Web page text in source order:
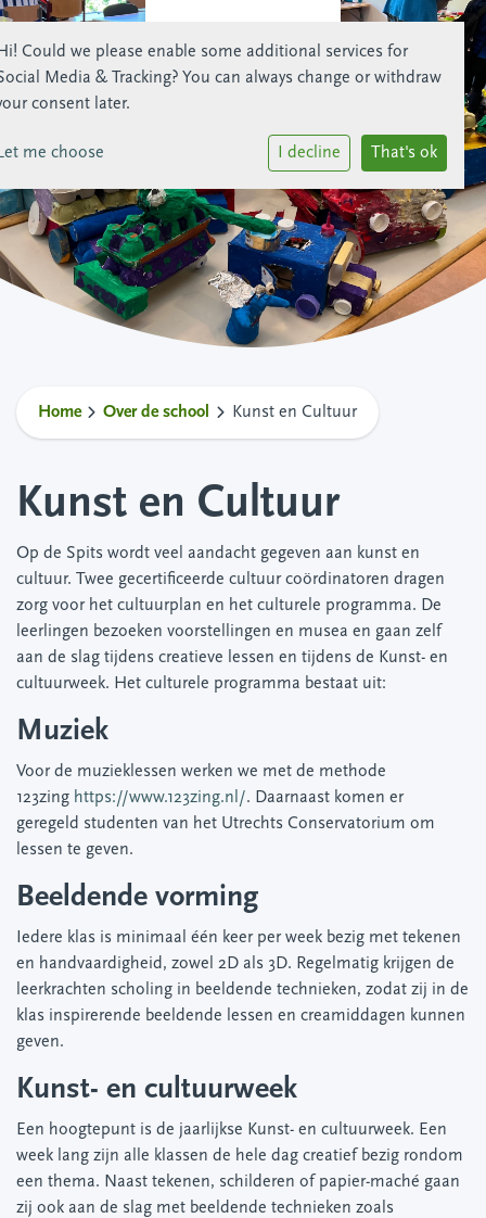
Home Over de school Kunst en Cultuur
Kunst en Cultuur
Op de Spits wordt veel aandacht gegeven aan kunst en
cultuur. Twee gecertificeerde cultuur coördinatoren dragen
zorg voor het cultuurplan en het culturele programma. De
leerlingen bezoeken voorstellingen en musea en gaan zelf
aan de slag tijdens creatieve lessen en tijdens de Kunst- en
cultuurweek. Het culturele programma bestaat uit:
Muziek
Voor de muzieklessen werken we met de methode
123zing https://www.123zing.nl/. Daarnaast komen er
geregeld studenten van het Utrechts Conservatorium om
lessen te geven.
Beeldende vorming
Iedere klas is minimaal één keer per week bezig met tekenen
en handvaardigheid, zowel 2D als 3D. Regelmatig krijgen de
leerkrachten scholing in beeldende technieken, zodat zij in de
klas inspirerende beeldende lessen en creamiddagen kunnen
geven.
Kunst- en cultuurweek
Een hoogtepunt is de jaarlijkse Kunst- en cultuurweek. Een
week lang zijn alle klassen de hele dag creatief bezig rondom
een thema. Naast tekenen, schilderen of papier-maché gaan
zij ook aan de slag met beeldende technieken zoals
Could we please enable some additional services for
Media & Tracking? You can always change or withdraw
consent later.
me choose I decline That's ok